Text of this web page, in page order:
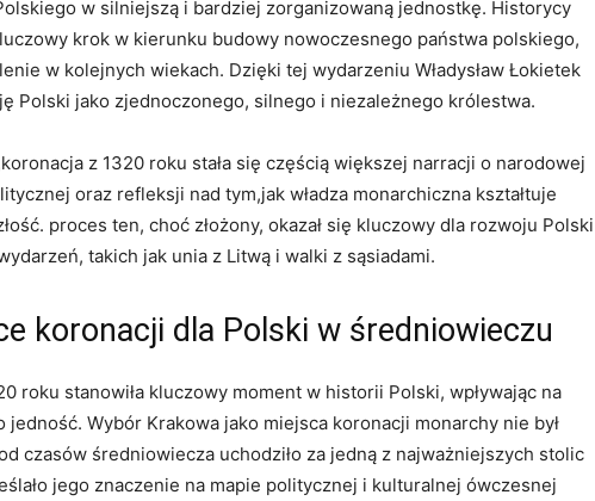
w silniejszą‍ i bardziej zorganizowaną jednostkę. Historycy
⁢krok w kierunku budowy nowoczesnego państwa polskiego,
w kolejnych wiekach. Dzięki tej wydarzeniu Władysław Łokietek
​Polski jako zjednoczonego, silnego ⁣i niezależnego⁣ królestwa.
z⁣ 1320​ roku stała się‌ częścią ⁣większej narracji​ o ⁣narodowej
oraz refleksji ⁤nad ‍tym,jak ​władza monarchiczna kształtuje
proces ten, choć złożony, ​okazał się kluczowy dla‌ rozwoju Polski
takich jak unia z​ Litwą i walki z ⁣sąsiadami.
‌koronacji⁢ dla Polski ​w średniowieczu
roku stanowiła kluczowy ⁢moment⁢ w historii Polski, wpływając na
jedność. Wybór Krakowa jako miejsca‌ koronacji monarchy ​nie‍ był
czasów średniowiecza uchodziło‍ za jedną z najważniejszych stolic
jego znaczenie ⁤na mapie⁤ politycznej ‍i kulturalnej ówczesnej